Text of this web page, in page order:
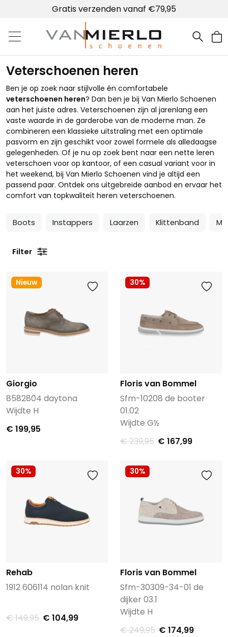
Gratis verzenden vanaf €79,95
Lokale winkel met schoenmakerij
Home | Van Mierlo schoenen
Veterschoenen heren
Ben je op zoek naar stijlvolle én comfortabele
veterschoenen heren? Dan ben je bij Van Mierlo Schoenen
aan het juiste adres. Veterschoenen zijn al jarenlang een
vaste waarde in de garderobe van de moderne man. Ze
combineren een klassieke uitstraling met een optimale
pasvorm en zijn geschikt voor zowel formele als alledaagse
gelegenheden. Of je nu op zoek bent naar een nette leren
veterschoen voor op kantoor, of een casual variant voor in
het weekend, bij Van Mierlo Schoenen vind je altijd een
passend paar. Ontdek ons uitgebreide aanbod en ervaar het
comfort van topkwaliteit heren veterschoenen.
Boots Instappers Laarzen Klittenband
Filter
Nieuw
Giorgio
8582804 daytona
Wijdte H
€ 199,95
30%
Floris van Bommel
Sfm-10208 de booter
01.02
Wijdte G½
€ 239,95 € 167,99
30%
Rehab
1912 606114 nolan knit
€ 149,95 € 104,99
30%
Floris van Bommel
Sfm-30309-34-01 de
dijker 03.1
Wijdte H
€ 249,95 € 174,99